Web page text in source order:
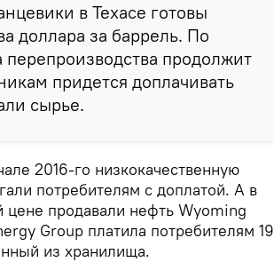
в Техасе готовы
доллара за баррель. По
продолжит
придется доплачивать
сырье.
2016-го низкокачественную
потребителям с доплатой. А в
цене продавали нефть Wyoming
Group платила потребителям 19
из хранилища.